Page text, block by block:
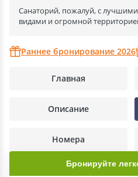
Санаторий, пожалуй, с
видами и огромной
Раннее бронирование 2026
Главная
Описание
Номера
Бронируйте